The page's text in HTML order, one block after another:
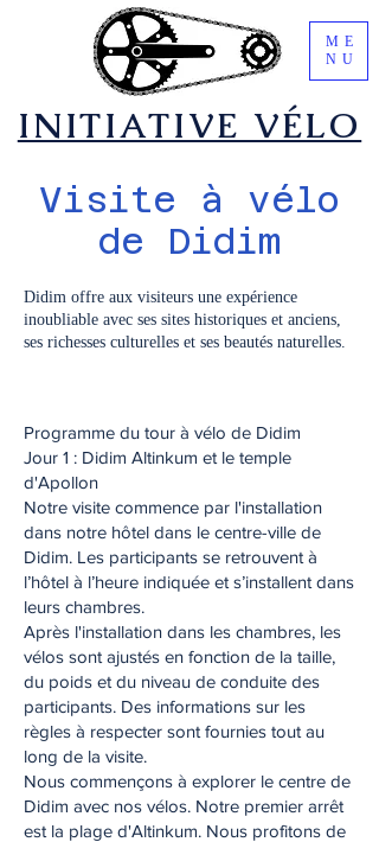
​INITIATIVE VÉLO
ME
NU
Visite à vélo
de Didim
Didim offre aux visiteurs une expérience
inoubliable avec ses sites historiques et anciens,
ses richesses culturelles et ses beautés naturelles.
Programme du tour à vélo de Didim
Jour 1 : Didim Altinkum et le temple
d'Apollon
Notre visite commence par l'installation
dans notre hôtel dans le centre-ville de
Didim. Les participants se retrouvent à
l’hôtel à l’heure indiquée et s’installent dans
leurs chambres.
Après l'installation dans les chambres, les
vélos sont ajustés en fonction de la taille,
du poids et du niveau de conduite des
participants. Des informations sur les
règles à respecter sont fournies tout au
long de la visite.
Nous commençons à explorer le centre de
Didim avec nos vélos. Notre premier arrêt
est la plage d'Altinkum. Nous profitons de